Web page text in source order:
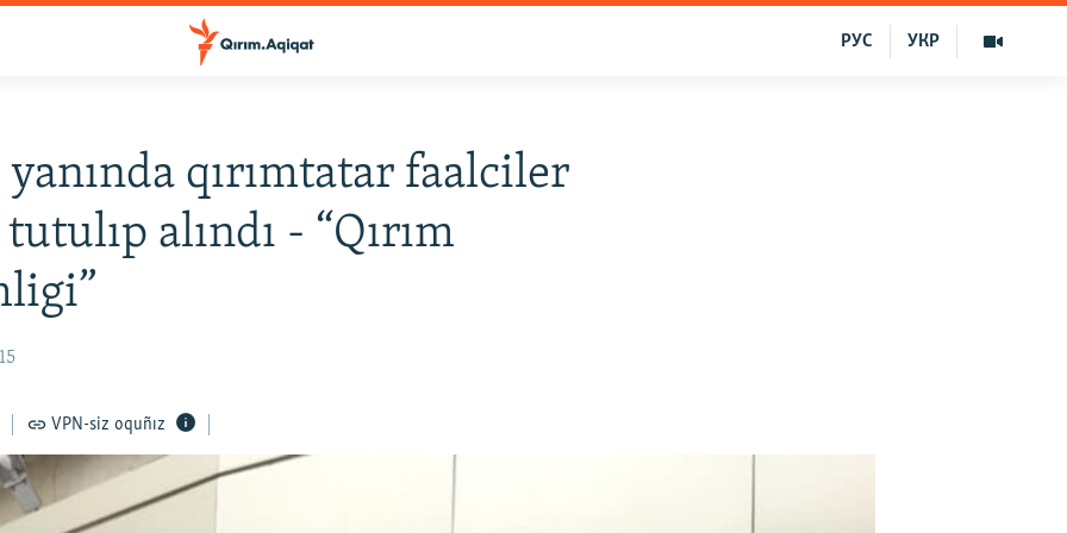
УКР
РУС
yanında qırımtatar faalciler
tutulıp alındı - “Qırım
VPN-siz oquñız